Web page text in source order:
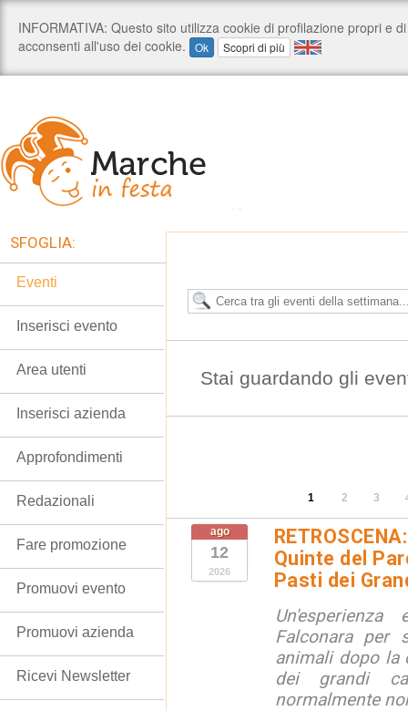
Stai guardando gli
1 2 3
ago
12
2026
Quinte del
Pasti dei
Falconara per
animali dopo la
dei grandi
normalmente
SFOGLIA:
Eventi
Inserisci evento
Area utenti
Inserisci azienda
Approfondimenti
Redazionali
Fare promozione
Promuovi evento
Promuovi azienda
Ricevi Newsletter